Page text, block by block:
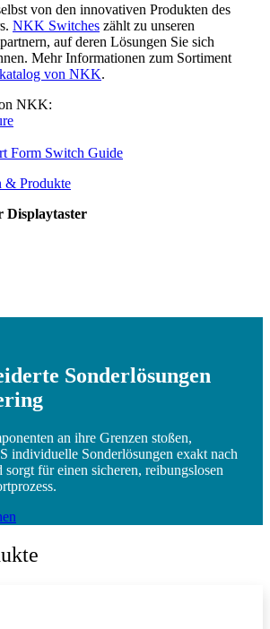
von den innovativen Produkten des
NKK Switches zählt zu unseren
auf deren Lösungen Sie sich
Mehr Informationen zum Sortiment
von NKK.
NKK:
Form Switch Guide
& Produkte
Displaytaster
Sonderlösungen
an ihre Grenzen stoßen,
individuelle Sonderlösungen exakt nach
für einen sicheren, reibungslosen